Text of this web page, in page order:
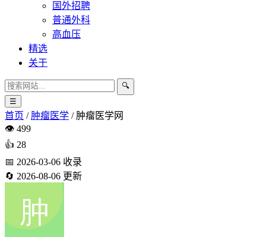
国外招聘
普通外科
高血压
精选
关于
🔍
☰
首页 / 肿瘤医学 / 肿瘤医学网
👁️ 499
👍 28
📅 2026-03-06 收录
🔄 2026-08-06 更新